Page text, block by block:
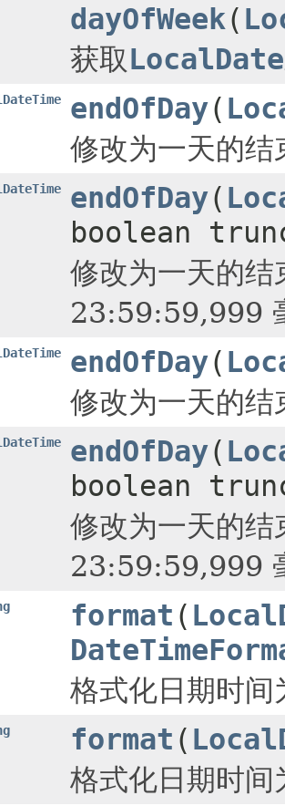
dayOfWeek(
获取LocalDate
endOfDay(
修改为一天的
endOfDay(
boolean
修改为一天的
23:59:59,999
endOfDay(
修改为一天的
endOfDay(
boolean
修改为一天的
23:59:59,999
format (
格式化日期时间
format (
格式化日期时间